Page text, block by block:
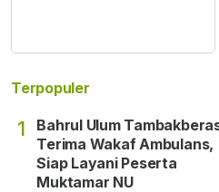
Terpopuler
1
Bahrul Ulum
Terima Wakaf Ambulans,
Siap Layani Peserta
Muktamar NU